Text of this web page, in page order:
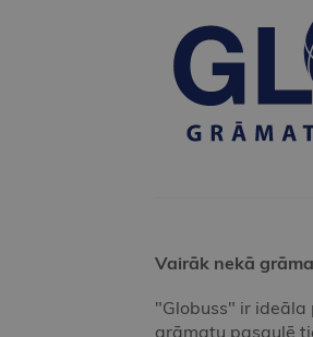
Vairāk nekā
"Globuss" ir
grāmatu pasaulē